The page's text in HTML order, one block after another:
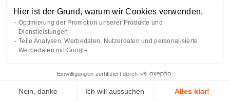
Hier ist der Grund, warum wir Cookies verwenden.
Optimierung der Promotion unserer Produkte und
Dienstleistungen
Teile Analysen, Werbedaten, Nutzerdaten und personalisierte
Werbedaten mit Google
Einwilligungen zertifiziert durch
Nein, danke Ich will aussuchen Alles klar!